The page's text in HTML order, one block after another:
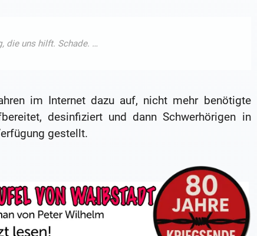
im Internet dazu auf, nicht mehr benötigte
desinfiziert und dann Schwerhörigen in
gestellt.